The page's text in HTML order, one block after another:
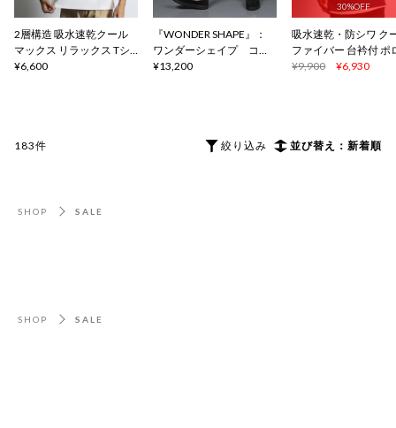
2層構造 吸水速乾クール
マックス リラックス Tシ
ャツ
¥6,600
『WONDER SHAPE』：
ワンダーシェイプ コン
フォート
¥13,200
30%OFF
吸水速乾・防シワ ク
ファイバー 台衿付 ポ
ャツ
¥9,900 ¥6,930
183件 絞り込み 並び替え：新着順
SHOP SALE
SHOP SALE